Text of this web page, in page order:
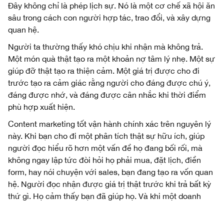
Đây không chỉ là phép lịch sự. Nó là một cơ chế xã hội ăn
sâu trong cách con người hợp tác, trao đổi, và xây dựng
quan hệ.
Người ta thường thấy khó chịu khi nhận mà không trả.
Một món quà thật tạo ra một khoản nợ tâm lý nhẹ. Một sự
giúp đỡ thật tạo ra thiện cảm. Một giá trị được cho đi
trước tạo ra cảm giác rằng người cho đáng được chú ý,
đáng được nhớ, và đáng được cân nhắc khi thời điểm
phù hợp xuất hiện.
Content marketing tốt vận hành chính xác trên nguyên lý
này. Khi bạn cho đi một phân tích thật sự hữu ích, giúp
người đọc hiểu rõ hơn một vấn đề họ đang bối rối, mà
không ngay lập tức đòi hỏi họ phải mua, đặt lịch, điền
form, hay nói chuyện với sales, bạn đang tạo ra vốn quan
hệ. Người đọc nhận được giá trị thật trước khi trả bất kỳ
thứ gì. Họ cảm thấy bạn đã giúp họ. Và khi một doanh